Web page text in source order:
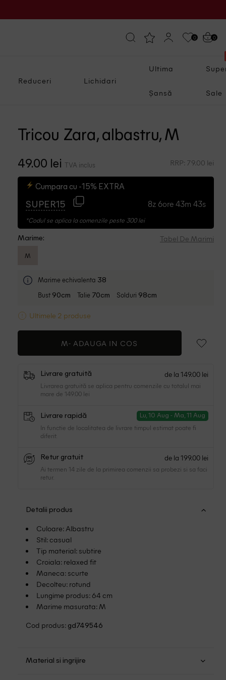
0 0
Reduceri Lichidari
Ultima
Șansă Sale
Tricou Zara, albastru, M
49.00 lei TVA inclus RRP: 79.00 lei
Cumpara cu -15% EXTRA
SUPER15 8z 6ore 43m 41s
*Codul se aplica la comenzile peste 300 lei
Marime: Tabel De Marimi
M
Marime echivalenta 38
Bust 90cm Talie 70cm Solduri 98cm
Ultimele 2 produse
M-ADAUGA IN COS
Livrare gratuită de la 149.00 lei
Livrarea gratuită se aplica pentru comenzile cu totalul mai
mare de 149.00 lei
Livrare rapidă Lu, 10 Aug - Ma, 11 Aug
In functie de localitatea de livrare timpul estimat poate fi
diferit.
Retur gratuit de la 199.00 lei
Ai termen 14 zile de la primirea comenzii sa probezi si sa faci
retur.
Detalii produs
Culoare: Albastru
Stil: casual
Tip material: subtire
Croiala: relaxed fit
Maneca: scurte
Decolteu: rotund
Lungime produs: 64 cm
Marime masurata: M
Cod produs: gd749546
Material si ingrijire